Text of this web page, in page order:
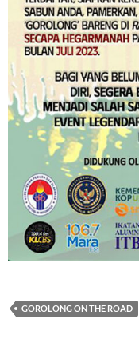
GOROLONG ON THE ROAD